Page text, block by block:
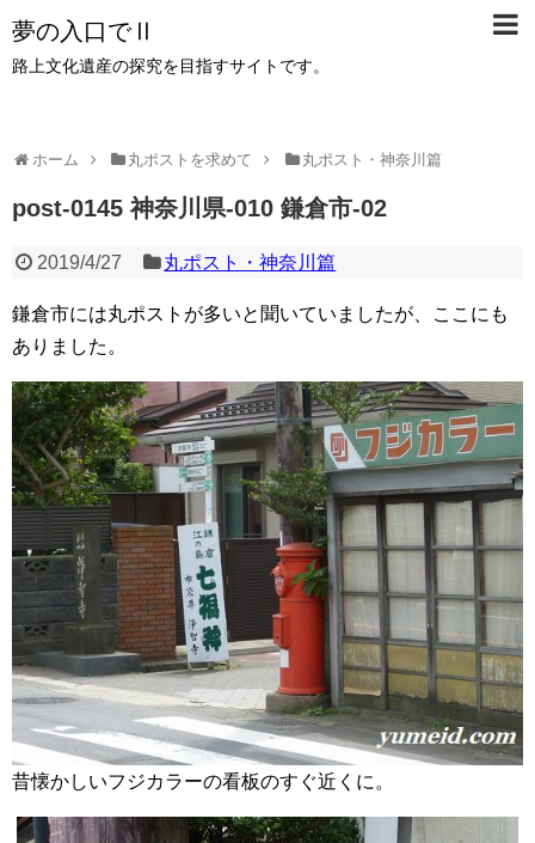
夢の入口でⅡ
路上文化遺産の探究を目指すサイトです。
ホーム 丸ポストを求めて 丸ポスト・神奈川篇
post-0145 神奈川県-010 鎌倉市-02
2019/4/27 丸ポスト・神奈川篇
鎌倉市には丸ポストが多いと聞いていましたが、ここにも
ありました。
昔懐かしいフジカラーの看板のすぐ近くに。